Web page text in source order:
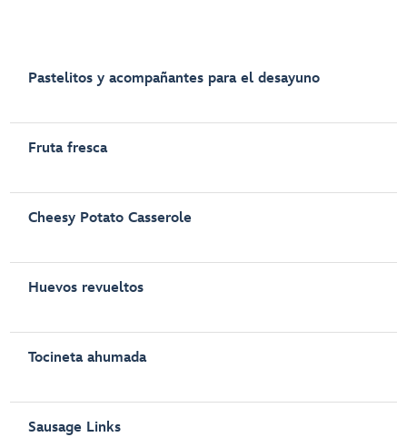
Pastelitos y acompañantes para el desayuno
Fruta fresca
Cheesy Potato Casserole
Huevos revueltos
Tocineta ahumada
Sausage Links